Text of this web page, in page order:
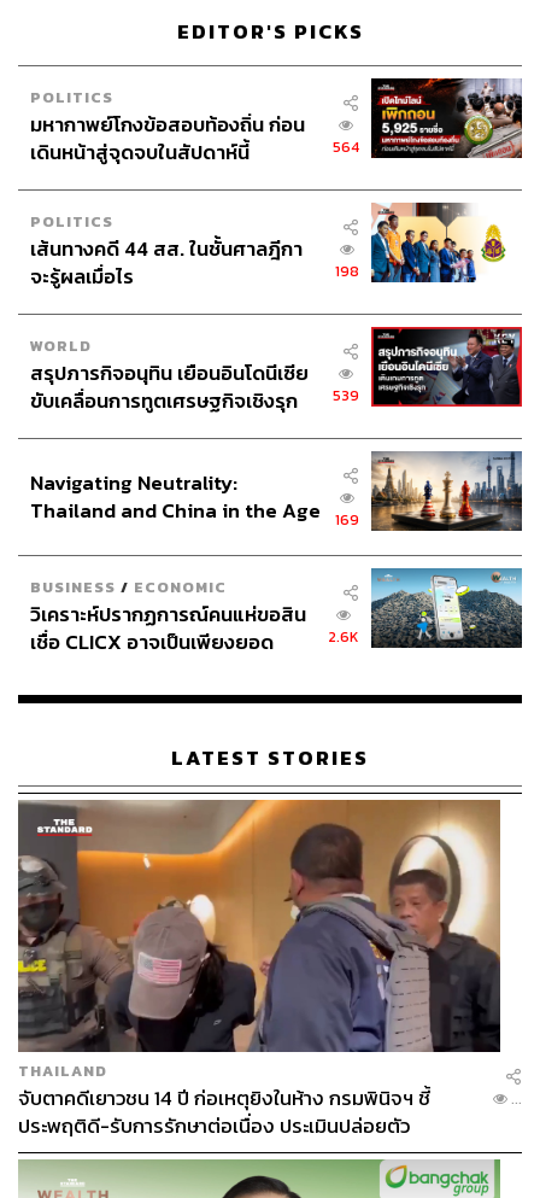
EDITOR'S PICKS
POLITICS
มหากาพย์โกงข้อสอบท้องถิ่น ก่อน
เดินหน้าสู่จุดจบในสัปดาห์นี้
564
POLITICS
เส้นทางคดี 44 สส. ในชั้นศาลฎีกา
จะรู้ผลเมื่อไร
198
WORLD
สรุปภารกิจอนุทิน เยือนอินโดนีเซีย
ขับเคลื่อนการทูตเศรษฐกิจเชิงรุก
539
Navigating Neutrality:
Thailand and China in the Age
169
BUSINESS / ECONOMIC
วิเคราะห์ปรากฏการณ์คนแห่ขอสิน
เชื่อ CLICX อาจเป็นเพียงยอด
เรือนไทยที่ถูกซุกไว้
2.6K
LATEST STORIES
THAILAND
จับตาคดีเยาวชน 14 ปี ก่อเหตุยิงในห้าง กรมพินิจฯ ชี้
ประพฤติดี-รับการรักษาต่อเนื่อง ประเมินปล่อยตัว
...